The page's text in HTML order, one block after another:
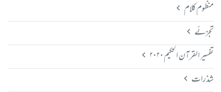
منظوم کلام
تجزئے
تفسیر القرآن الحکیم ۲۰۲۰
شذرات